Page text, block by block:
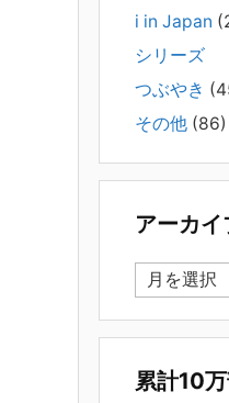
#041 将
きょうだ
て、家族
2025年8月11日
長年問題解決
集英社オ
た。「漫
2023年3月1日
しても私個
i in Japan
シリーズ
つぶやき
その他 (86)
アーカイ
ー
カ
ブ
累計10